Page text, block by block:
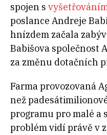
spojen s
poslance Andreje
hnízdem začala
Babišova společnost
za změnu dotačních
Farma provozovaná
než
programu pro malé a
problém vidí právě v